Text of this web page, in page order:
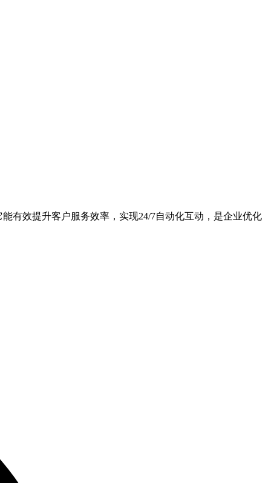
有效提升客户服务效率，实现24/7自动化互动，是企业优化